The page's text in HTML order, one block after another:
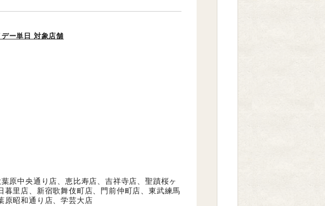
ー単日 対象店舗
原中央通り店、恵比寿店、吉祥寺店、聖蹟桜ヶ
里店、新宿歌舞伎町店、門前仲町店、東武練馬
原昭和通り店、学芸大店